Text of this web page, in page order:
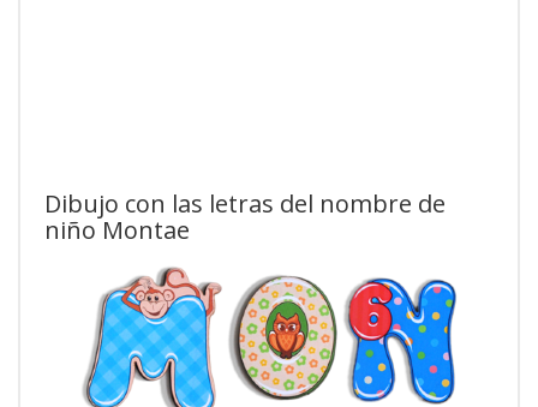
Dibujo con las letras del nombre de
niño Montae